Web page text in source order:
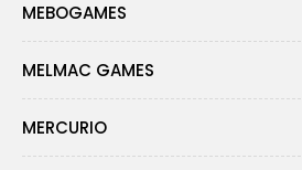
MEBOGAMES
MELMAC GAMES
MERCURIO